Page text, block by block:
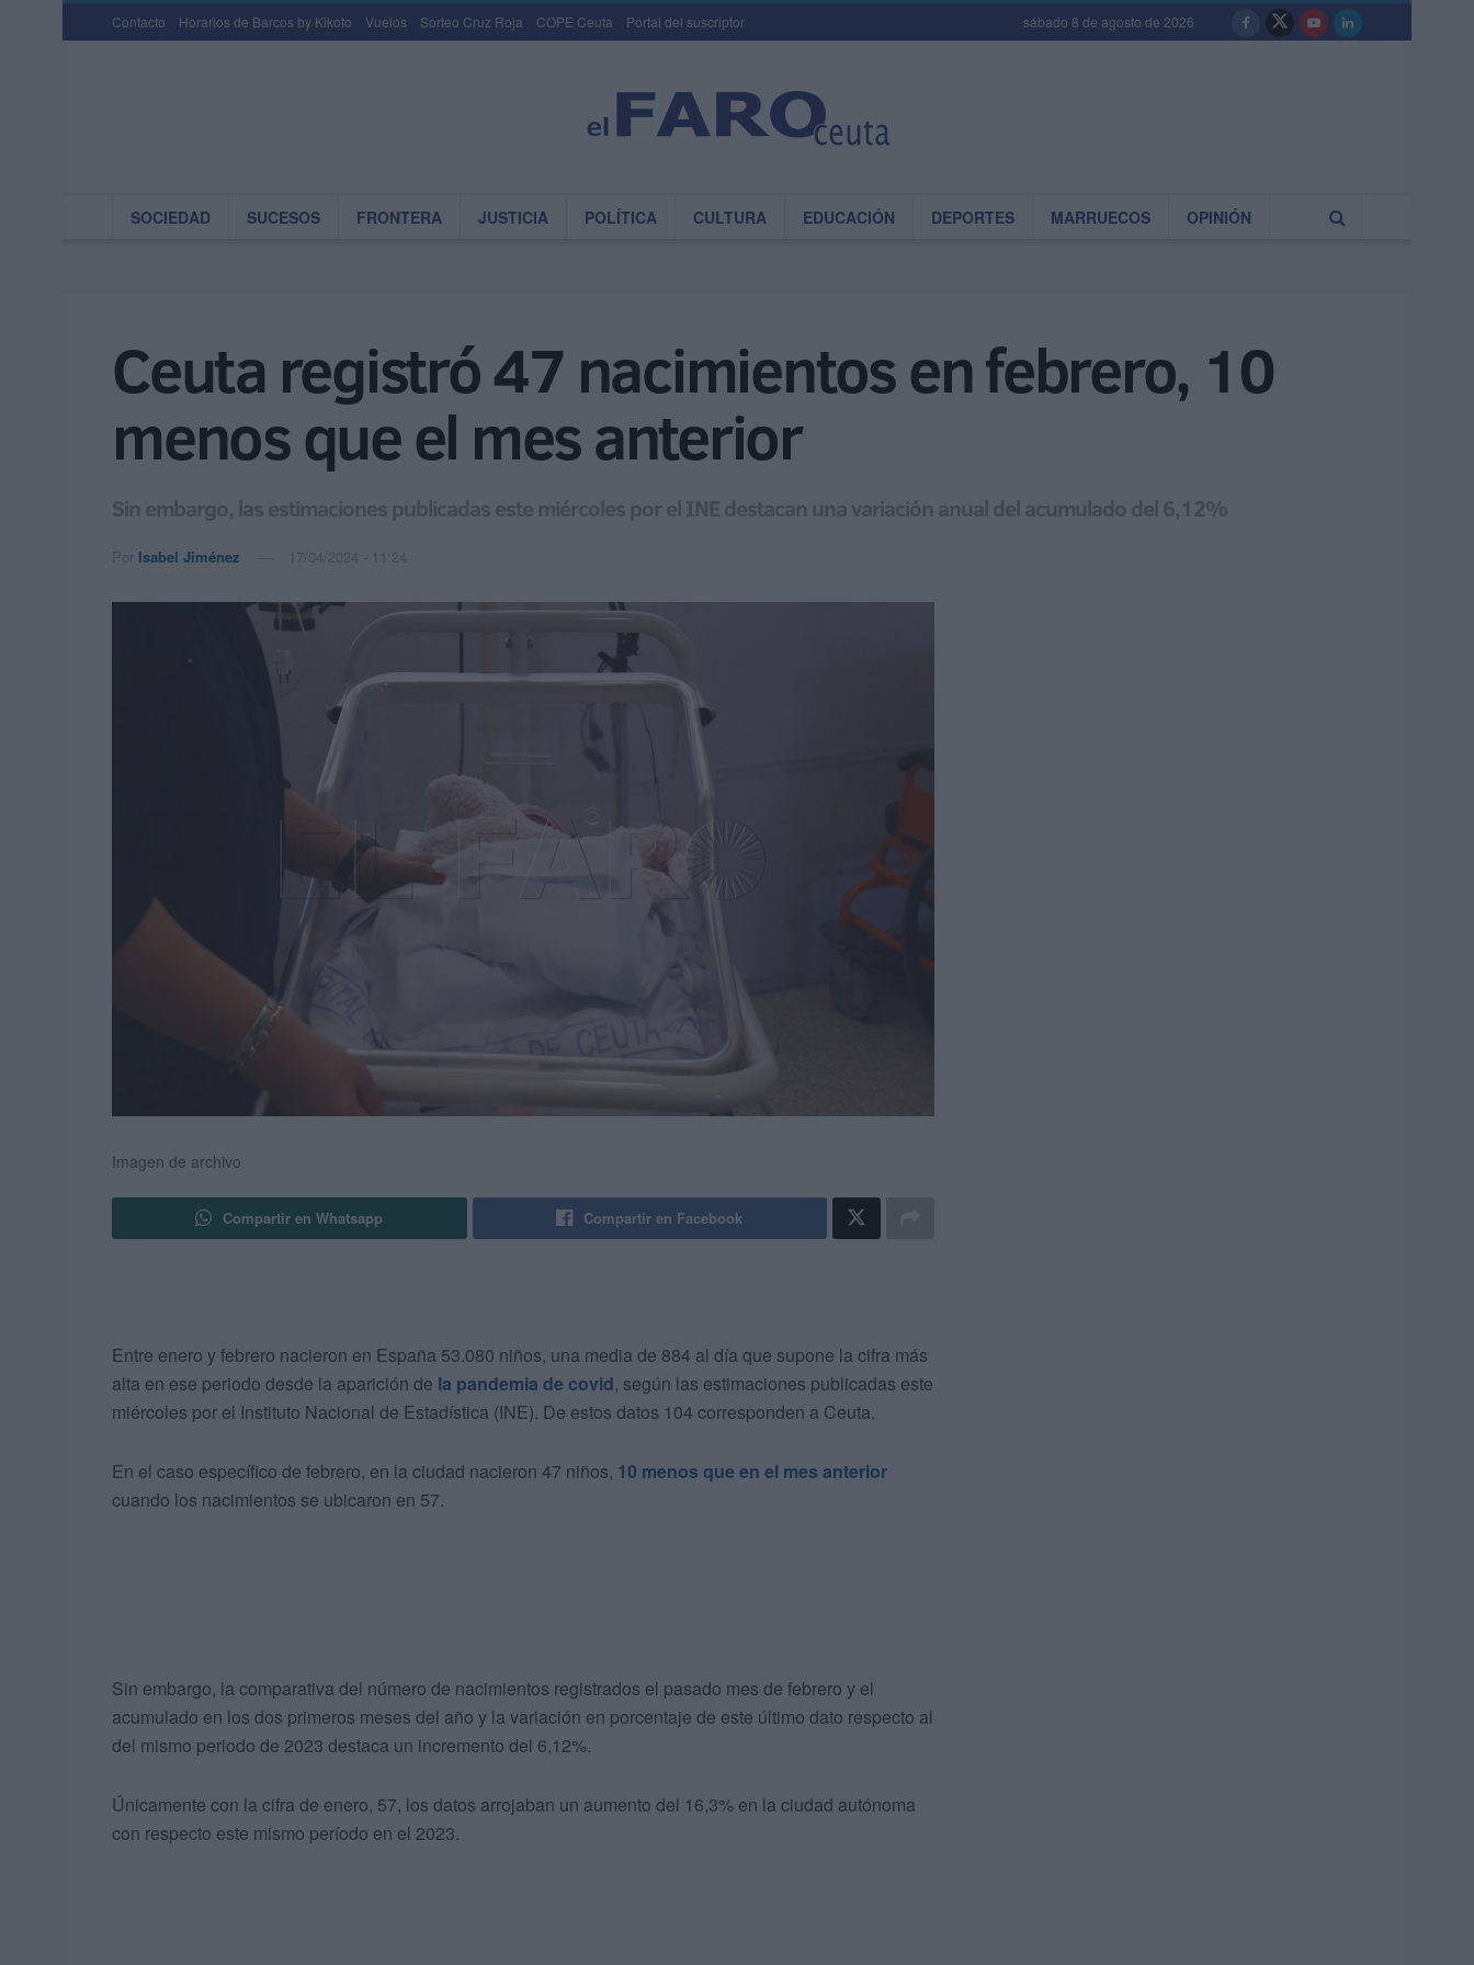
Contacto Horarios de Barcos by Kikoto Vuelos Sorteo Cruz Roja COPE Ceuta Portal del suscriptor sábado 8 de agosto de 2026
SOCIEDAD SUCESOS FRONTERA JUSTICIA POLÍTICA CULTURA EDUCACIÓN DEPORTES MARRUECOS OPINIÓN
Ceuta registró 47 nacimientos en febrero, 10
menos que el mes anterior
Sin embargo, las estimaciones publicadas este miércoles por el INE destacan una variación anual del acumulado del 6,12%
Por Isabel Jiménez 17/04/2024 - 11:24
Imagen de archivo
Compartir en Whatsapp Compartir en Facebook
Entre enero y febrero nacieron en España 53.080 niños, una media de 884 al día que supone la cifra más
alta en ese periodo desde la aparición de la pandemia de covid, según las estimaciones publicadas este
miércoles por el Instituto Nacional de Estadística (INE). De estos datos 104 corresponden a Ceuta.
En el caso específico de febrero, en la ciudad nacieron 47 niños, 10 menos que en el mes anterior
cuando los nacimientos se ubicaron en 57.
Sin embargo, la comparativa del número de nacimientos registrados el pasado mes de febrero y el
acumulado en los dos primeros meses del año y la variación en porcentaje de este último dato respecto al
del mismo periodo de 2023 destaca un incremento del 6,12%.
Únicamente con la cifra de enero, 57, los datos arrojaban un aumento del 16,3% en la ciudad autónoma
con respecto este mismo período en el 2023.